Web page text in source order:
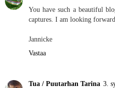
You have such a beautiful
captures. I am looking
Jannicke
Vastaa
Tua / Puutarhan Tarina 3.